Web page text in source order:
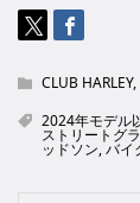
CLUB HARLEY,
2024年モデル
ストリートグ
ッドソン,バイ